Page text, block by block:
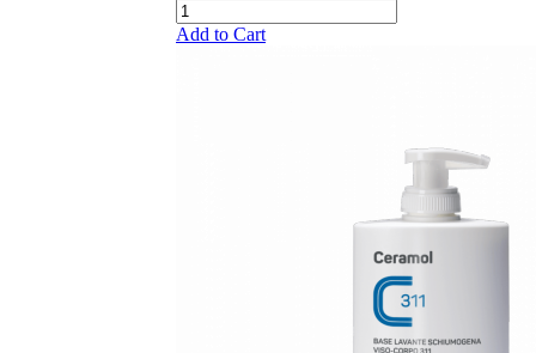
Add to Cart